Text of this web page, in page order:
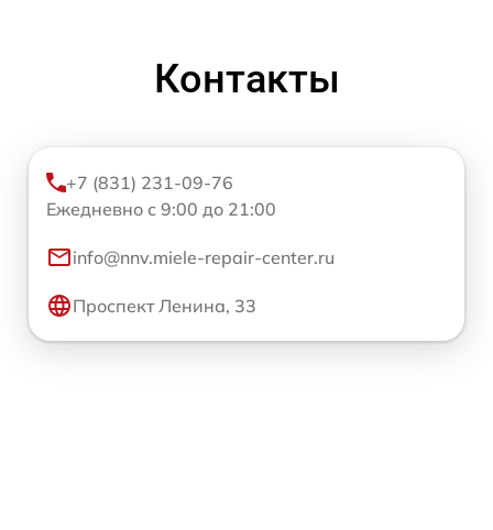
Контакты
+7 (831) 231-09-76
Ежедневно с 9:00 до 21:00
info@nnv.miele-repair-center.ru
Проспект Ленина, 33